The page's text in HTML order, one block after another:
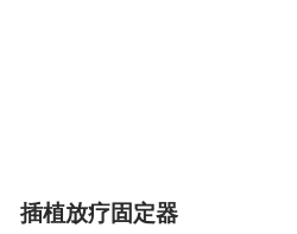
插植放疗固定器